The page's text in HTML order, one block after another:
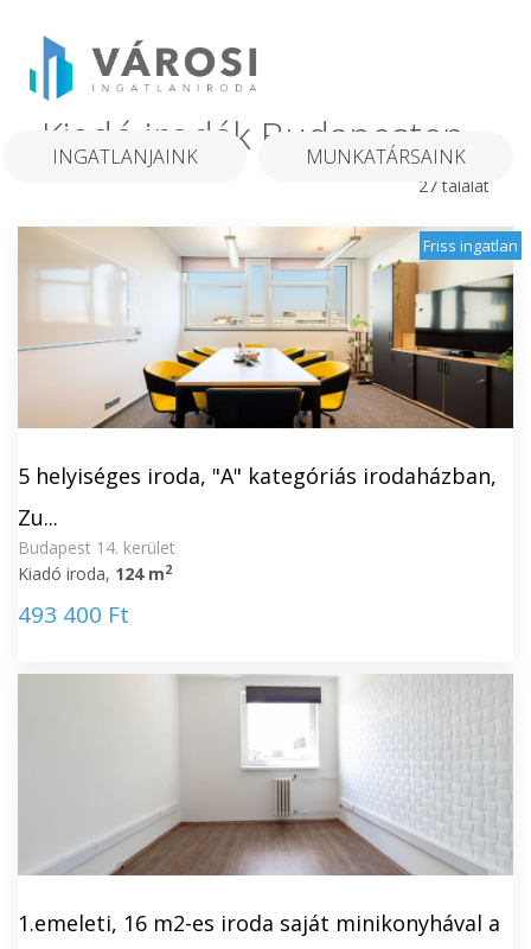
INGATLANJAINK MUNKATÁRSAINK
Kiadó irodák Budapesten
27 találat
Friss ingatlan
5 helyiséges iroda, "A" kategóriás irodaházban,
Zu...
Budapest 14. kerület
Kiadó iroda, 124 m2
493 400 Ft
1.emeleti, 16 m2-es iroda saját minikonyhával a